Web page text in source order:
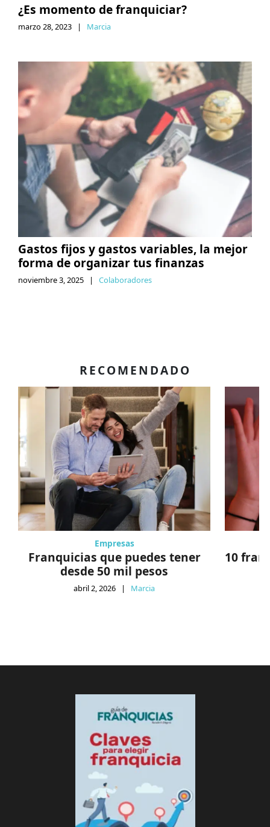
¿Es momento de franquiciar?
marzo 28, 2023 | Marcia
Gastos fijos y gastos variables, la mejor
forma de organizar tus finanzas
noviembre 3, 2025 | Colaboradores
RECOMENDADO
Empresas
Franquicias que puedes tener
desde 50 mil pesos
abril 2, 2026 | Marcia
10